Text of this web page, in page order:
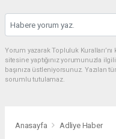
Yorum yazarak Topluluk
sitesine yaptığınız yorumunuzla
başınıza üstleniyorsunuz. Yazılan
sorumlu tutulamaz.
Anasayfa Adliye Haber